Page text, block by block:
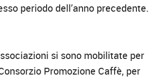
periodo dell’anno precedente.
si sono mobilitate per
Promozione Caffè, per